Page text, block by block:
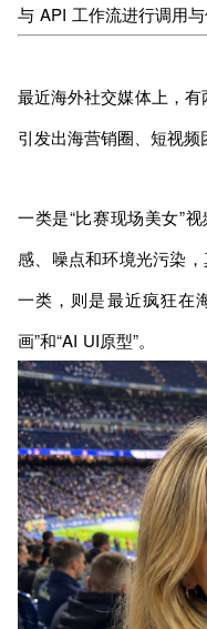
与 API 工作流进行调用与
最近海外社交媒体上，
引发出海营销圈、短视频
一类是“比赛现场美女”
感、噪点和环境光污染
一类，则是最近疯狂在
画”和“AI UI原型”。